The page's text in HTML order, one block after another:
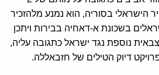
הישראלי בסוריה, הוא נמנע מלהזכיר
בשכונת א-דאחיה בבירות ויתכן
נוספת נגד ישראל כתגובה עליה,
דיוק הטילים של חזבאללה.